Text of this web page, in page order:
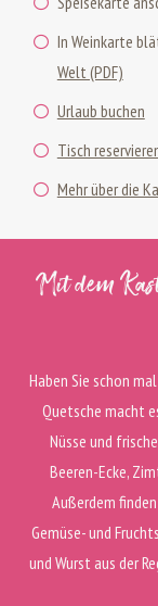
In Weinkarte
Welt (PDF)
Urlaub buchen
Tisch
Mehr über die
Mit dem
Haben Sie schon
Quetsche macht
Nüsse und
Beeren-Ecke,
Außerdem
Gemüse- und
und Wurst aus der